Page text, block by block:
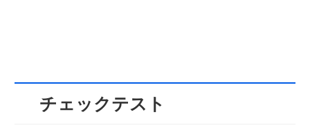
チェックテスト